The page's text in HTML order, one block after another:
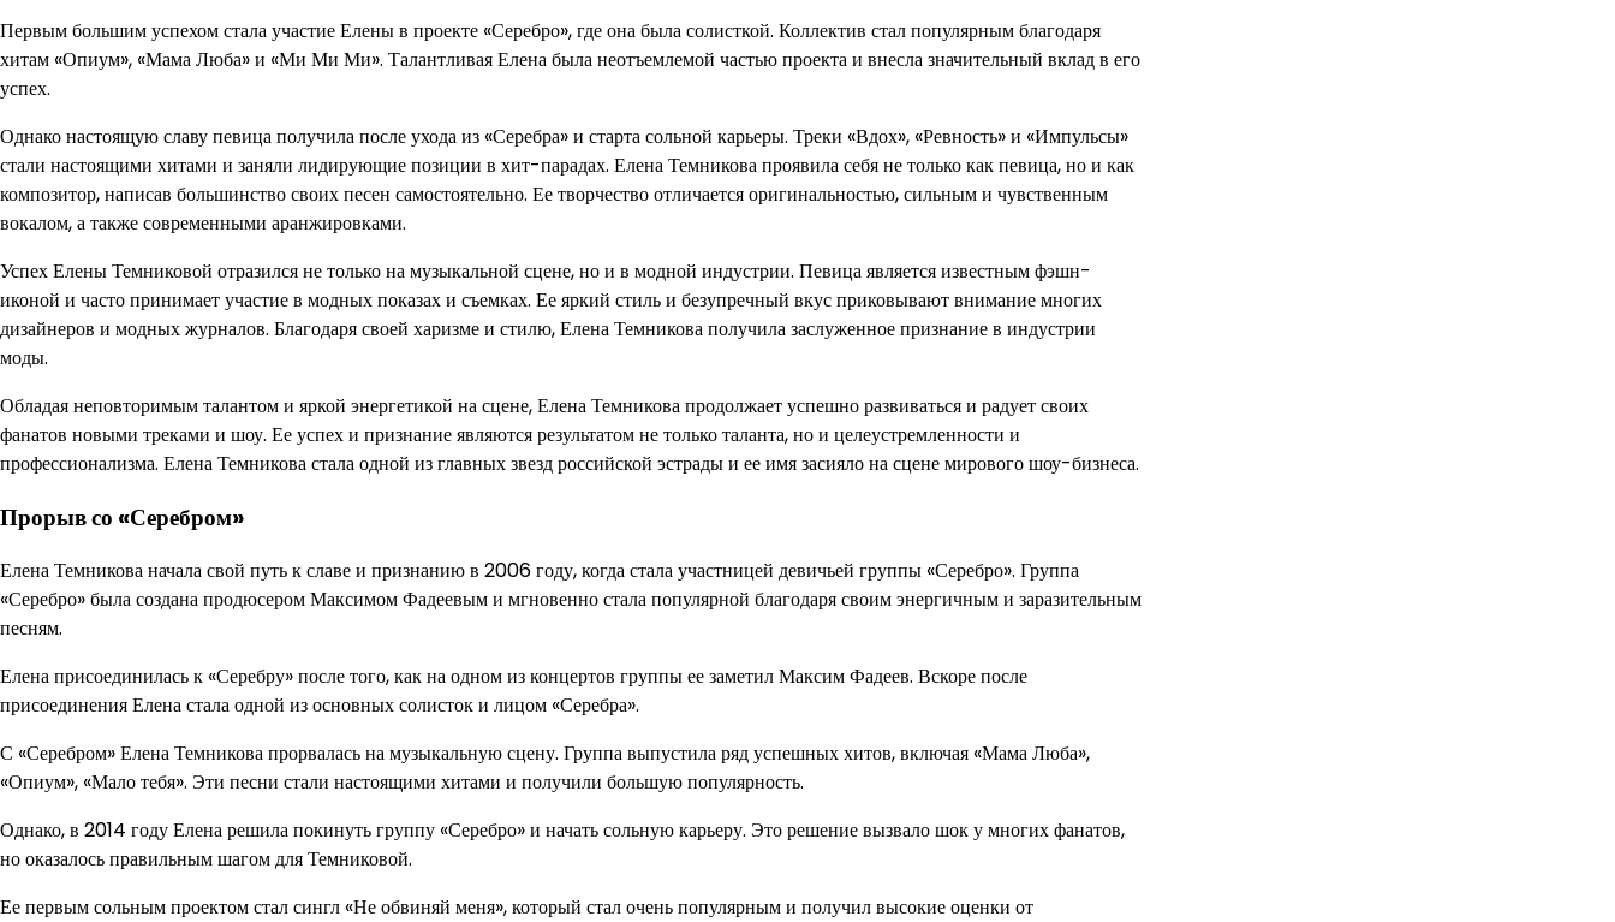
Первым большим успехом стала участие Елены в проекте «Серебро», где она была солисткой. Коллектив стал популярным благодаря
хитам «Опиум», «Мама Люба» и «Ми Ми Ми». Талантливая Елена была неотъемлемой частью проекта и внесла значительный вклад в его
успех.
Однако настоящую славу певица получила после ухода из «Серебра» и старта сольной карьеры. Треки «Вдох», «Ревность» и «Импульсы»
стали настоящими хитами и заняли лидирующие позиции в хит-парадах. Елена Темникова проявила себя не только как певица, но и как
композитор, написав большинство своих песен самостоятельно. Ее творчество отличается оригинальностью, сильным и чувственным
вокалом, а также современными аранжировками.
Успех Елены Темниковой отразился не только на музыкальной сцене, но и в модной индустрии. Певица является известным фэшн-
иконой и часто принимает участие в модных показах и съемках. Ее яркий стиль и безупречный вкус приковывают внимание многих
дизайнеров и модных журналов. Благодаря своей харизме и стилю, Елена Темникова получила заслуженное признание в индустрии
моды.
Обладая неповторимым талантом и яркой энергетикой на сцене, Елена Темникова продолжает успешно развиваться и радует своих
фанатов новыми треками и шоу. Ее успех и признание являются результатом не только таланта, но и целеустремленности и
профессионализма. Елена Темникова стала одной из главных звезд российской эстрады и ее имя засияло на сцене мирового шоу-бизнеса.
Прорыв со «Серебром»
Елена Темникова начала свой путь к славе и признанию в 2006 году, когда стала участницей девичьей группы «Серебро». Группа
«Серебро» была создана продюсером Максимом Фадеевым и мгновенно стала популярной благодаря своим энергичным и заразительным
песням.
Елена присоединилась к «Серебру» после того, как на одном из концертов группы ее заметил Максим Фадеев. Вскоре после
присоединения Елена стала одной из основных солисток и лицом «Серебра».
С «Серебром» Елена Темникова прорвалась на музыкальную сцену. Группа выпустила ряд успешных хитов, включая «Мама Люба»,
«Опиум», «Мало тебя». Эти песни стали настоящими хитами и получили большую популярность.
Однако, в 2014 году Елена решила покинуть группу «Серебро» и начать сольную карьеру. Это решение вызвало шок у многих фанатов,
но оказалось правильным шагом для Темниковой.
Ее первым сольным проектом стал сингл «Не обвиняй меня», который стал очень популярным и получил высокие оценки от